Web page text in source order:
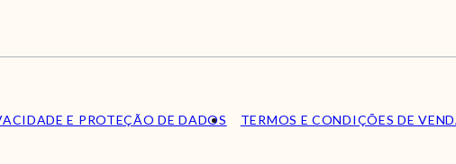
E PROTEÇÃO DE DADOS TERMOS E CONDIÇÕES DE